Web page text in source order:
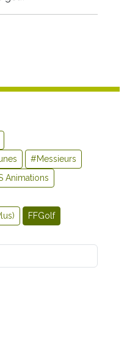
#Messieurs
Animations
FFGolf